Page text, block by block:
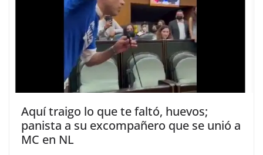
Aquí traigo lo que te faltó, huevos;
panista a su excompañero que se unió a
MC en NL